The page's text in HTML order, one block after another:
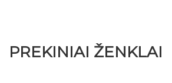
PREKINIAI ŽENKLAI